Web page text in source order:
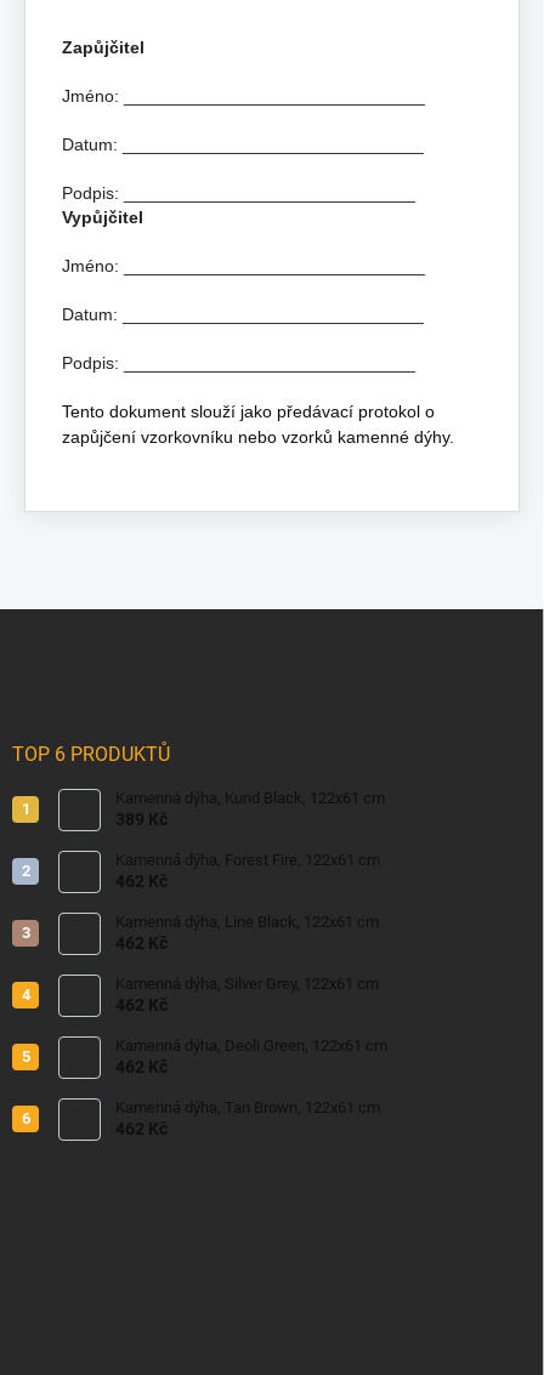
Zapůjčitel
Jméno: _______________________________
Datum: _______________________________
Podpis: ______________________________
Vypůjčitel
Jméno: _______________________________
Datum: _______________________________
Podpis: ______________________________
Tento dokument slouží jako předávací protokol o
zapůjčení vzorkovníku nebo vzorků kamenné dýhy.
TOP 6 PRODUKTŮ
Kamenná dýha, Kund Black, 122x61 cm
389 Kč
Kamenná dýha, Forest Fire, 122x61 cm
462 Kč
Kamenná dýha, Line Black, 122x61 cm
462 Kč
Kamenná dýha, Silver Grey, 122x61 cm
462 Kč
Kamenná dýha, Deoli Green, 122x61 cm
462 Kč
Kamenná dýha, Tan Brown, 122x61 cm
462 Kč